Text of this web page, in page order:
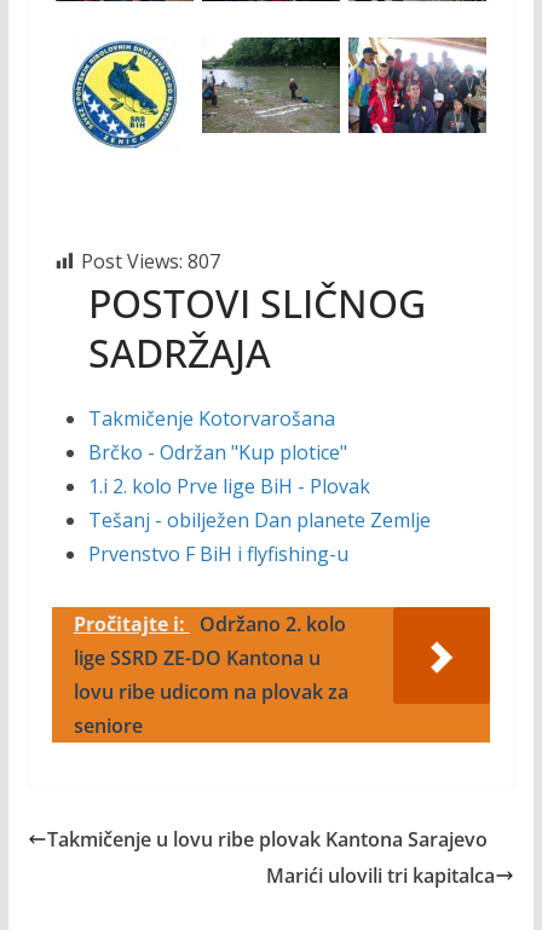
Post Views: 807
POSTOVI SLIČNOG
SADRŽAJA
Takmičenje Kotorvarošana
Brčko - Održan "Kup plotice"
1.i 2. kolo Prve lige BiH - Plovak
Tešanj - obilježen Dan planete Zemlje
Prvenstvo F BiH i flyfishing-u
Pročitajte i:
Održano 2. kolo
lige SSRD ZE-DO Kantona u
lovu ribe udicom na plovak za
seniore
Takmičenje u lovu ribe plovak Kantona Sarajevo
Marići ulovili tri kapitalca